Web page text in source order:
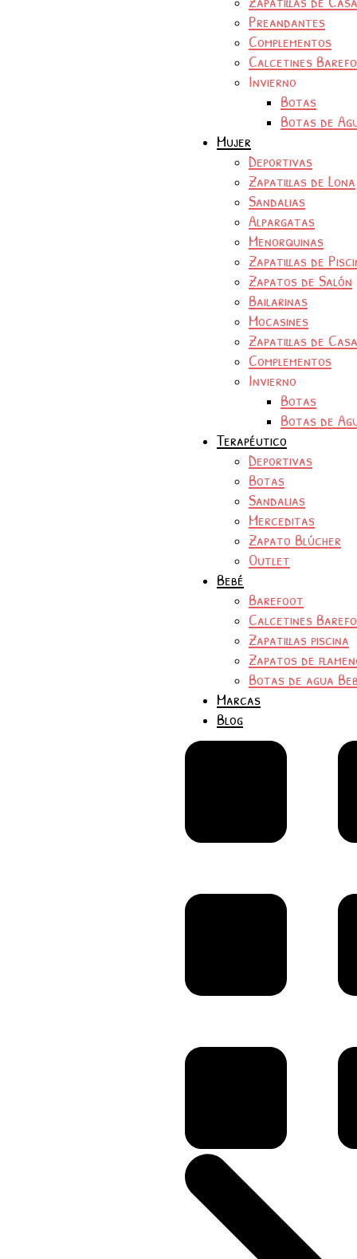
Preandantes
Complementos
Calcetines
Invierno
Botas
Botas de
Mujer
Deportivas
Zapatillas de Lona
Sandalias
Alpargatas
Menorquinas
Zapatillas de
Zapatos de Salón
Bailarinas
Mocasines
Zapatillas de Casa
Complementos
Invierno
Botas
Botas de
Terapéutico
Deportivas
Botas
Sandalias
Merceditas
Zapato Blúcher
Outlet
Bebé
Barefoot
Calcetines
Zapatillas piscina
Zapatos de
Botas de agua
Marcas
Blog